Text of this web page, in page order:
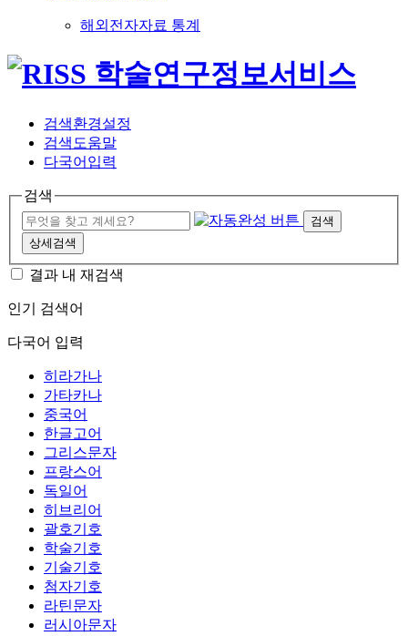
해외전자자료 통계
검색환경설정
검색도움말
다국어입력
검색
검색
상세검색
결과 내 재검색
인기 검색어
다국어 입력
히라가나
가타카나
중국어
한글고어
그리스문자
프랑스어
독일어
히브리어
괄호기호
학술기호
기술기호
첨자기호
라틴문자
러시아문자